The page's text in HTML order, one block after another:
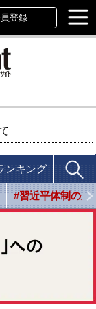
登録
ンキング
#習近平体制の光